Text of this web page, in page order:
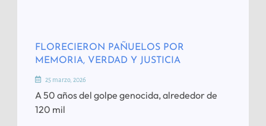
FLORECIERON PAÑUELOS POR
MEMORIA, VERDAD Y JUSTICIA
25 marzo, 2026
A 50 años del golpe genocida, alrededor de
120 mil